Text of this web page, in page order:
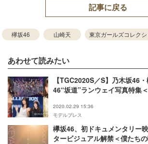
記事に戻る
欅坂46 山崎天 東京ガールズコレク
あわせて読みたい
【TGC2020S／S】乃木坂46
46“坂道”ランウェイ写真特集
2020.02.29 15:36
モデルプレス
欅坂46、初ドキュメンタリー
タービジュアル解禁＜僕たち